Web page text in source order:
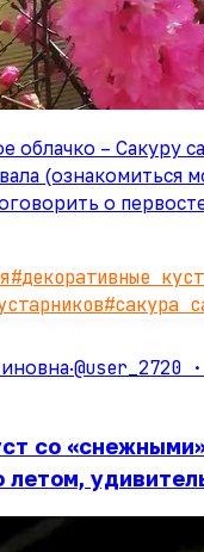
облачко – Сакуру
(ознакомиться
о
#декоративные
#сакура
·@user_2720 ·
со
летом,